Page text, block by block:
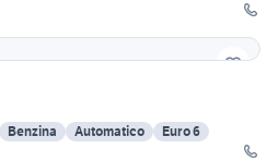
Benzina Automatico
Euro 6